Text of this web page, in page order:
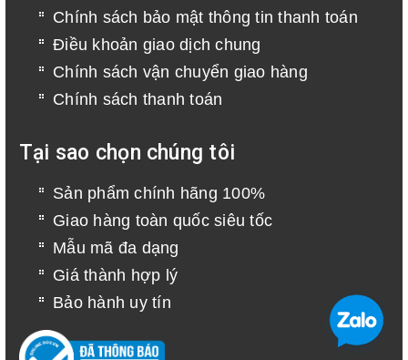
Chính sách bảo mật thông tin thanh toán
Điều khoản giao dịch chung
Chính sách vận chuyển giao hàng
Chính sách thanh toán
Tại sao chọn chúng tôi
Sản phẩm chính hãng 100%
Giao hàng toàn quốc siêu tốc
Mẫu mã đa dạng
Giá thành hợp lý
Bảo hành uy tín